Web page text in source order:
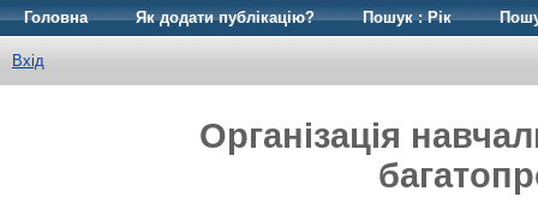
Головна Як додати публікацію? Пошук : Рік
Вхід
Організація